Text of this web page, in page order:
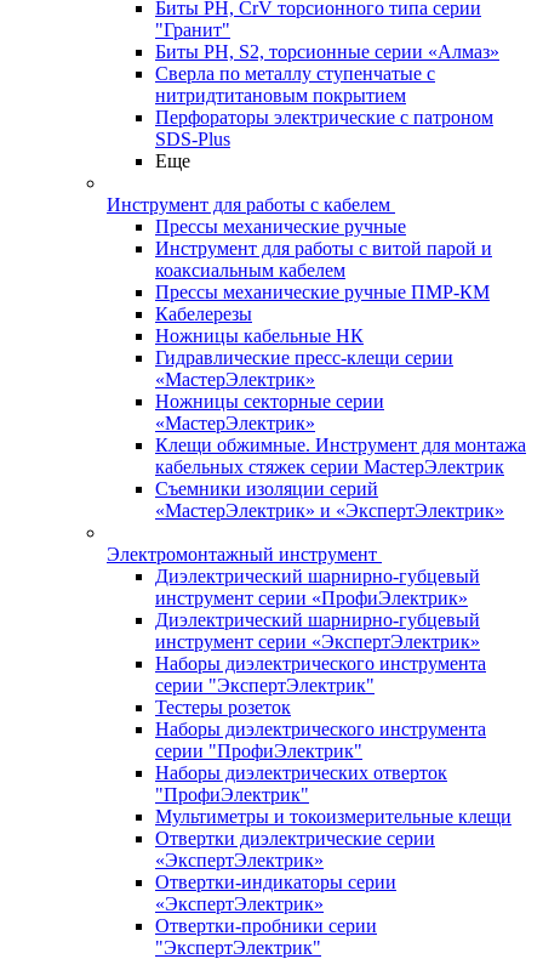
Биты PH, CrV торсионного типа серии
"Гранит"
Биты PH, S2, торсионные серии «Алмаз»
Сверла по металлу ступенчатые с
нитридтитановым покрытием
Перфораторы электрические с патроном
SDS-Plus
Еще
Инструмент для работы с кабелем
Прессы механические ручные
Инструмент для работы с витой парой и
коаксиальным кабелем
Прессы механические ручные ПМР-КМ
Кабелерезы
Ножницы кабельные НК
Гидравлические пресс-клещи серии
«МастерЭлектрик»
Ножницы секторные серии
«МастерЭлектрик»
Клещи обжимные. Инструмент для монтажа
кабельных стяжек серии МастерЭлектрик
Съемники изоляции серий
«МастерЭлектрик» и «ЭкспертЭлектрик»
Электромонтажный инструмент
Диэлектрический шарнирно-губцевый
инструмент серии «ПрофиЭлектрик»
Диэлектрический шарнирно-губцевый
инструмент серии «ЭкспертЭлектрик»
Наборы диэлектрического инструмента
серии "ЭкспертЭлектрик"
Тестеры розеток
Наборы диэлектрического инструмента
серии "ПрофиЭлектрик"
Наборы диэлектрических отверток
"ПрофиЭлектрик"
Мультиметры и токоизмерительные клещи
Отвертки диэлектрические серии
«ЭкспертЭлектрик»
Отвертки-индикаторы серии
«ЭкспертЭлектрик»
Отвертки-пробники серии
"ЭкспертЭлектрик"